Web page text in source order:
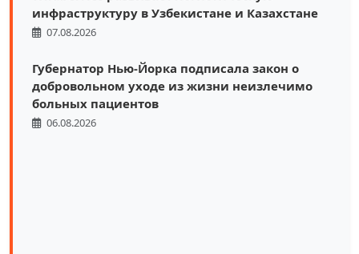
инфраструктуру в Узбекистане и Казахстане
07.08.2026
Губернатор Нью-Йорка подписала закон о
добровольном уходе из жизни неизлечимо
больных пациентов
06.08.2026